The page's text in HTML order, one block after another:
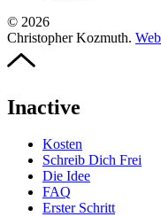
© 2026
Christopher Kozmuth.
Inactive
Kosten
Schreib Dich Frei
Die Idee
FAQ
Erster Schritt